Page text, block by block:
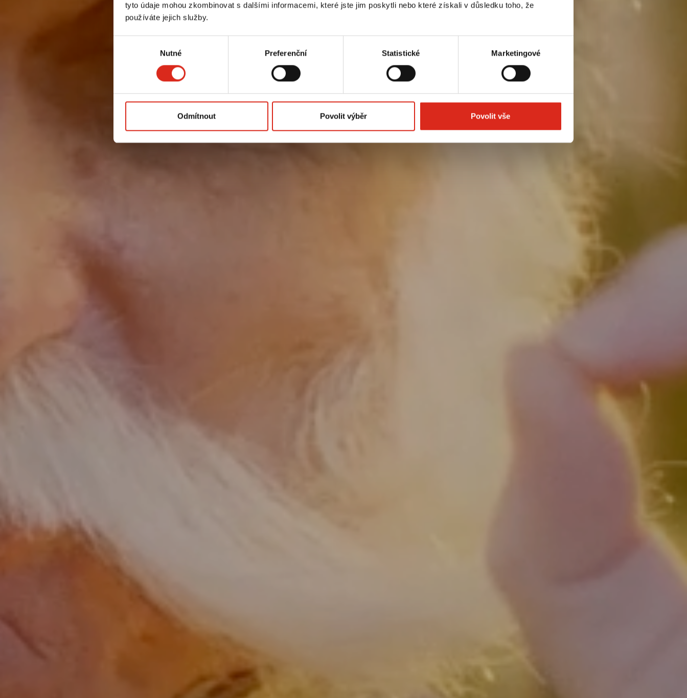
tyto údaje mohou zkombinovat s dalšími informacemi, které jste jim poskytli nebo které získali v důsledku toho, že
používáte jejich služby.
Nutné Preferenční Statistické Marketingové
Odmítnout Povolit výběr Povolit vše